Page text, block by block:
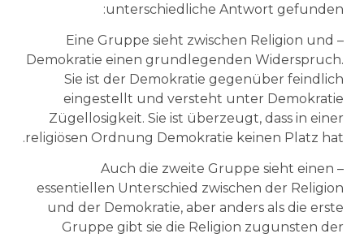
unterschiedliche Antwort gefunden:
– Eine Gruppe sieht zwischen Religion und
Demokratie einen grundlegenden Widerspruch.
Sie ist der Demokratie gegenüber feindlich
eingestellt und versteht unter Demokratie
Zügellosigkeit. Sie ist überzeugt, dass in einer
religiösen Ordnung Demokratie keinen Platz hat.
– Auch die zweite Gruppe sieht einen
essentiellen Unterschied zwischen der Religion
und der Demokratie, aber anders als die erste
Gruppe gibt sie die Religion zugunsten der